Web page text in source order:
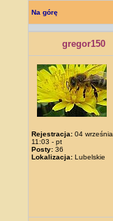
Na górę
gregor150
Rejestracja: 04
11:03 - pt
Posty: 36
Lokalizacja: Lubelskie